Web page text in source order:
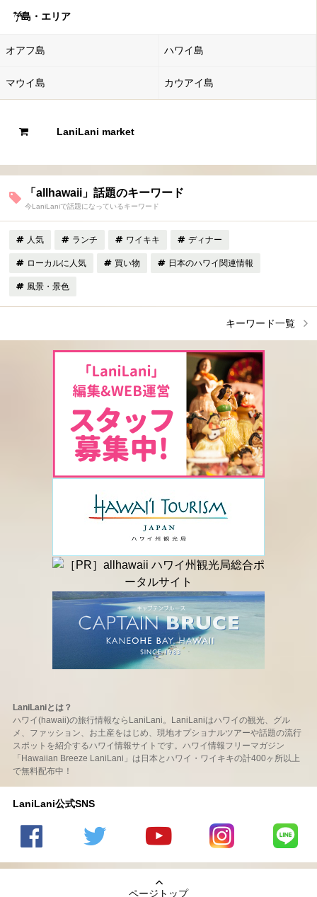
島・エリア
オアフ島 ハワイ島
マウイ島 カウアイ島
LaniLani market
「allhawaii」話題のキーワード
今LaniLaniで話題になっているキーワード
人気 ランチ ワイキキ ディナー
ローカルに人気 買い物 日本のハワイ関連情報
風景・景色
キーワード一覧
LaniLaniとは？
ハワイ(hawaii)の旅行情報ならLaniLani。LaniLaniはハワイの観光、グル
メ、ファッション、お土産をはじめ、現地オプショナルツアーや話題の流行
スポットを紹介するハワイ情報サイトです。ハワイ情報フリーマガジン
「Hawaiian Breeze LaniLani」は日本とハワイ・ワイキキの計400ヶ所以上
で無料配布中！
LaniLani公式SNS
の
のtwitter
の
Youtube
LaniLani
LaniLani
ページトップ